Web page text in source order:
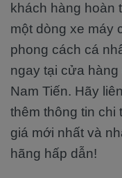
khách hàng hoàn
một dòng xe máy
phong cách cá
ngay tại cửa hàng
Nam Tiến. Hãy
thêm thông tin chi
giá mới nhất và
hãng hấp dẫn!